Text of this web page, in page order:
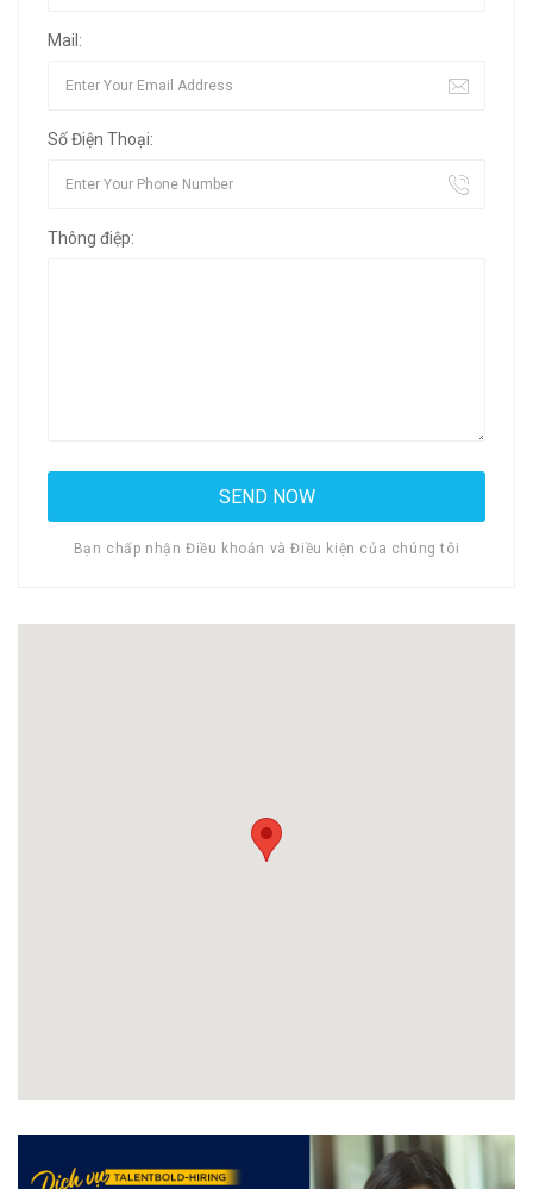
Mail:
Số Điện Thoại:
Thông điệp:
Bạn chấp nhận Điều khoản và Điều kiện của chúng tôi